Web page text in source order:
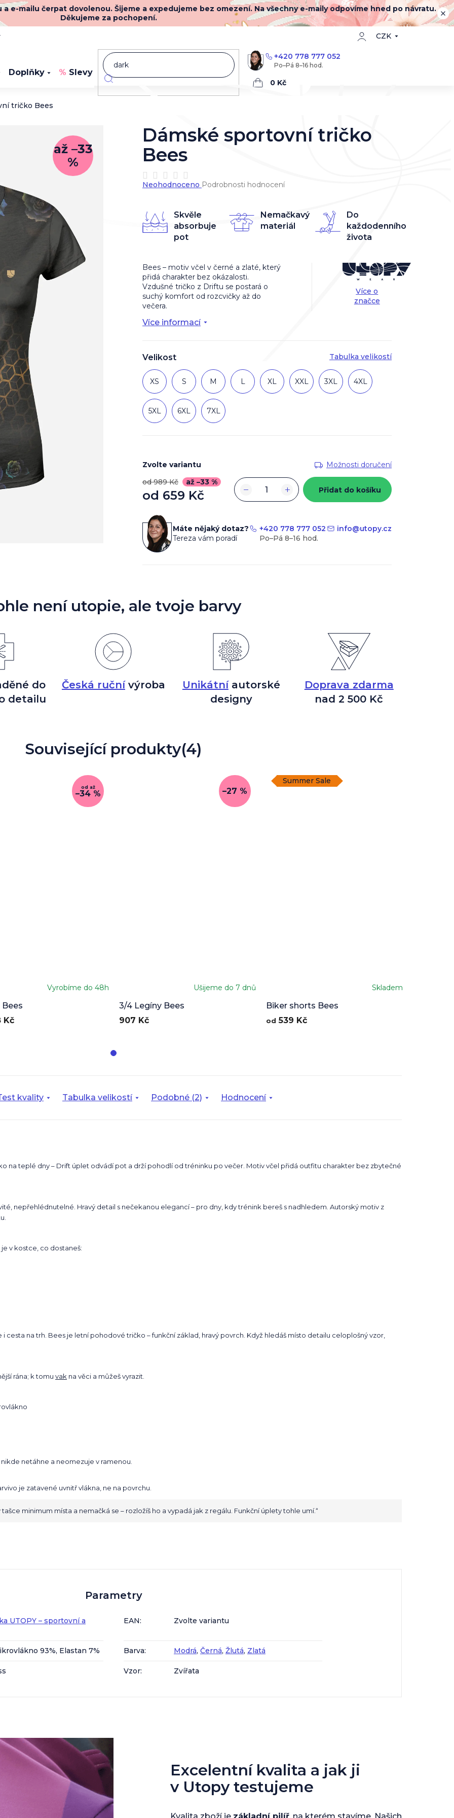
e-mailu čerpat dovolenou. Šijeme a expedujeme bez omezení. Na všechny e-maily odpovíme hned po návratu.
Děkujeme za pochopení.
CZK
+420 778 777 052
Nákupní
Doplňky Slevy Novinky
tričko Bees
až –33
%
Velikost Tabulka velikostí
XS S M L XL XXL 3XL 4XL
5XL 6XL 7XL
Více informací
Bees – motiv včel v černé a zlaté, který
přidá charakter bez okázalosti.
Vzdušné tričko z Driftu se postará o
suchý komfort od rozcvičky až do
večera.
Více o
značce
Skvěle
absorbuje
pot
Nemačkavý
materiál
Do
každodenního
života
Zvolte variantu
Možnosti doručení
od 989 Kč
až –33 %
od 659 Kč
cena:
+
− Přidat do košíku
Dámské sportovní tričko
Bees
Průměrné
hodnocení
0,0
z
Neohodnoceno Podrobnosti hodnocení
Máte nějaký dotaz?
Tereza vám poradí
+420 778 777 052 info@utopy.cz
není utopie, ale tvoje barvy
do
detailu
Česká ručnívýroba Unikátníautorské
designy
Doprava zdarma
nad 2 500 Kč
Související produkty(4)
od až
–34 %
Vyrobíme do 48h
Kč
–27 %
3/4 Legíny Bees
Ušijeme do 7 dnů
907 Kč
Summer Sale
Biker shorts Bees
Skladem
od 539 Kč
kvality Tabulka velikostí Podobné (2) Hodnocení
na teplé dny – Drift úplet odvádí pot a drží pohodlí od tréninku po večer. Motiv včel přidá outfitu charakter bez zbytečné
nepřehlédnutelné. Hravý detail s nečekanou elegancí – pro dny, kdy trénink bereš s nadhledem. Autorský motiv z
v kostce, co dostaneš:
i cesta na trh. Bees je letní pohodové tričko – funkční základ, hravý povrch. Když hledáš místo detailu celoplošný vzor,
rána; k tomu vak na věci a můžeš vyrazit.
netáhne a neomezuje v ramenou.
je zatavené uvnitř vlákna, ne na povrchu.
minimum místa a nemačká se – rozložíš ho a vypadá jak z regálu. Funkční úplety tohle umí.“
Parametry
UTOPY – sportovní a EAN: Zvolte variantu
93%, Elastan 7% Barva: Modrá, Černá, Žlutá, Zlatá
Vzor: Zvířata
Excelentní kvalita a jak ji
v Utopy testujeme